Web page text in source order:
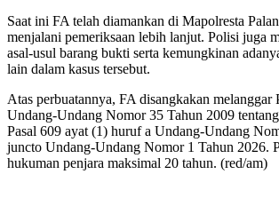
Saat ini FA telah diamankan di Mapolresta
menjalani pemeriksaan lebih lanjut. Polisi juga
asal-usul barang bukti serta kemungkinan
lain dalam kasus tersebut.
Atas perbuatannya, FA disangkakan melanggar
Undang-Undang Nomor 35 Tahun 2009
Pasal 609 ayat (1) huruf a Undang-Undang
juncto Undang-Undang Nomor 1 Tahun 2026.
hukuman penjara maksimal 20 tahun. (red/am)